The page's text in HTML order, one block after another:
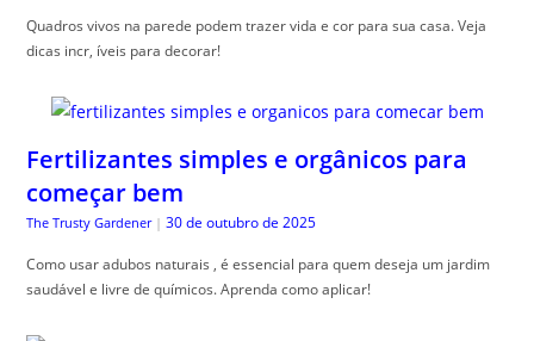
Quadros vivos na parede podem trazer vida e cor para sua casa. Veja
dicas incr, íveis para decorar!
Fertilizantes simples e orgânicos para
começar bem
The Trusty Gardener | 30 de outubro de 2025
Como usar adubos naturais , é essencial para quem deseja um jardim
saudável e livre de químicos. Aprenda como aplicar!